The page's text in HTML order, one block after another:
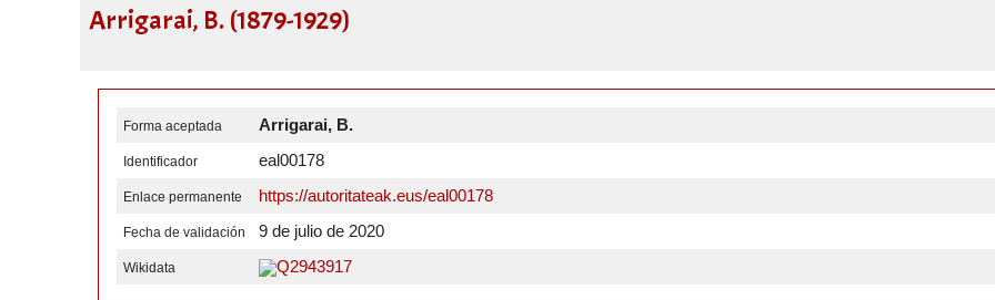
Arrigarai, B. (1879-1929)
Forma aceptada Arrigarai, B.
Identificador eal00178
Enlace permanente https://autoritateak.eus/eal00178
Fecha de validación 9 de julio de 2020
Wikidata Q2943917